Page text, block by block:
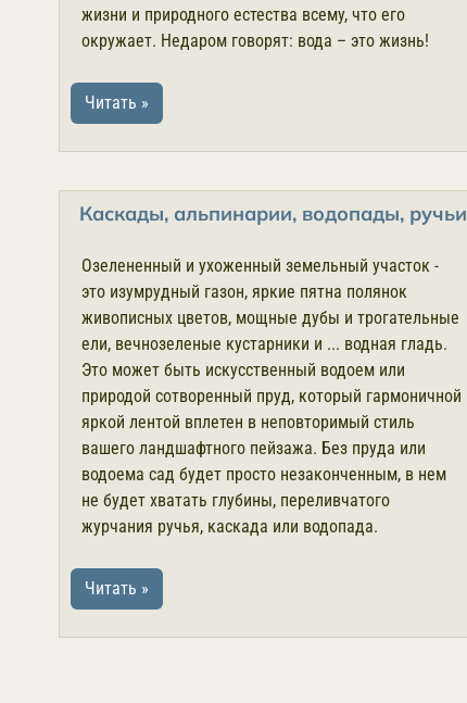
жизни и природного естества всему, что его
окружает. Недаром говорят: вода – это жизнь!
Читать »
Каскады, альпинарии, водопады, ручьи
Озелененный и ухоженный земельный участок -
это изумрудный газон, яркие пятна полянок
живописных цветов, мощные дубы и трогательные
ели, вечнозеленые кустарники и ... водная гладь.
Это может быть искусственный водоем или
природой сотворенный пруд, который гармоничной
яркой лентой вплетен в неповторимый стиль
вашего ландшафтного пейзажа. Без пруда или
водоема сад будет просто незаконченным, в нем
не будет хватать глубины, переливчатого
журчания ручья, каскада или водопада.
Читать »